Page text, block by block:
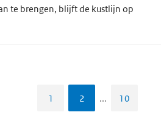
te brengen, blijft de kustlijn op
1 2 ... 10